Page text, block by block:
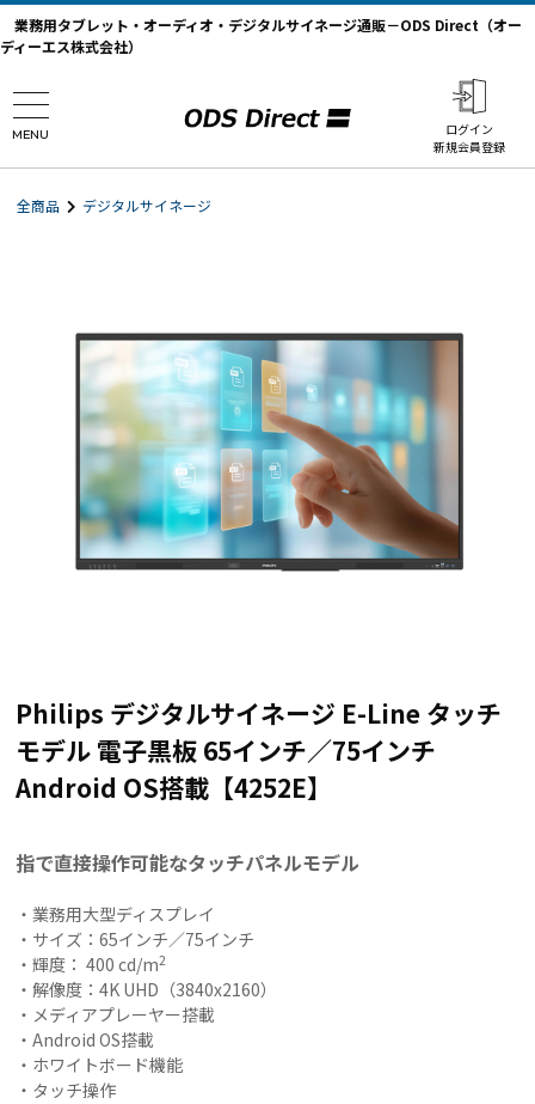
業務用タブレット・オーディオ・デジタルサイネージ通販－ODS Direct（オー
ディーエス株式会社）
MENU
ログイン
新規会員登録
全商品 デジタルサイネージ
Philips デジタルサイネージ E-Line タッチ
モデル 電子黒板 65インチ／75インチ
Android OS搭載【4252E】
指で直接操作可能なタッチパネルモデル
・業務用大型ディスプレイ
・サイズ：65インチ／75インチ
・輝度： 400 cd/m2
・解像度：4K UHD（3840x2160）
・メディアプレーヤー搭載
・Android OS搭載
・ホワイトボード機能
・タッチ操作